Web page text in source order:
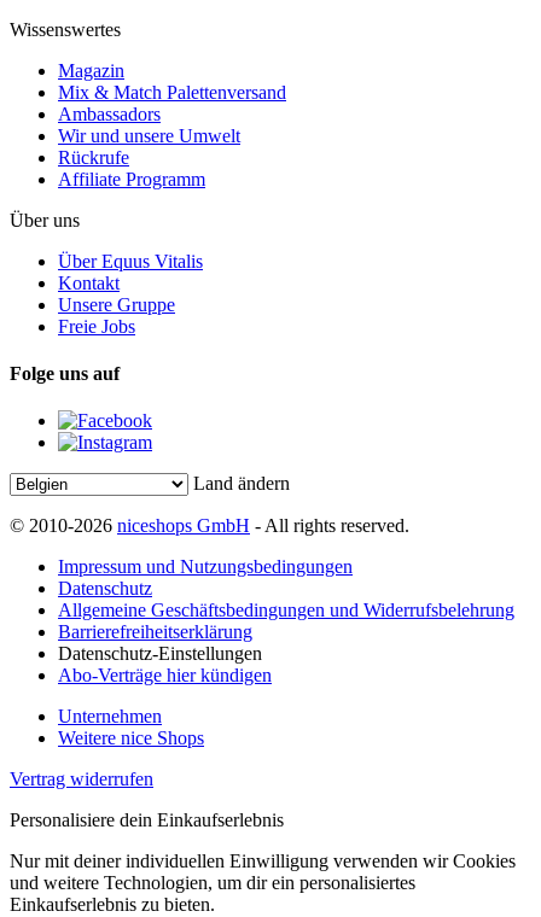
Wissenswertes
Magazin
Mix & Match Palettenversand
Ambassadors
Wir und unsere Umwelt
Rückrufe
Affiliate Programm
Über uns
Über Equus Vitalis
Kontakt
Unsere Gruppe
Freie Jobs
Folge uns auf
Land ändern
© 2010-2026 niceshops GmbH - All rights reserved.
Impressum und Nutzungsbedingungen
Datenschutz
Allgemeine Geschäftsbedingungen und Widerrufsbelehrung
Barrierefreiheitserklärung
Datenschutz-Einstellungen
Abo-Verträge hier kündigen
Unternehmen
Weitere nice Shops
Vertrag widerrufen
Personalisiere dein Einkaufserlebnis
Nur mit deiner individuellen Einwilligung verwenden wir Cookies
und weitere Technologien, um dir ein personalisiertes
Einkaufserlebnis zu bieten.